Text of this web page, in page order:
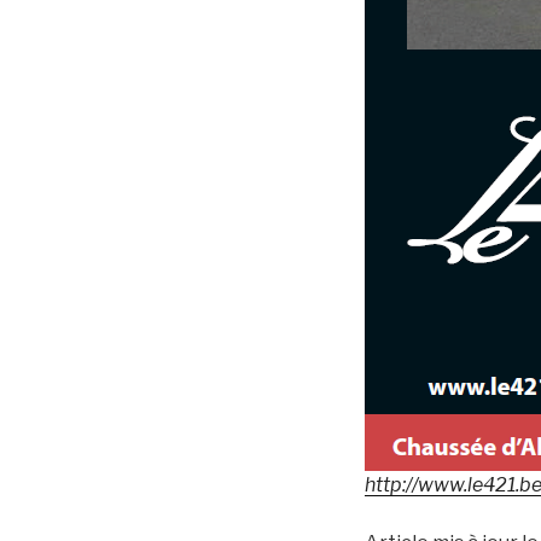
http://www.le421.be